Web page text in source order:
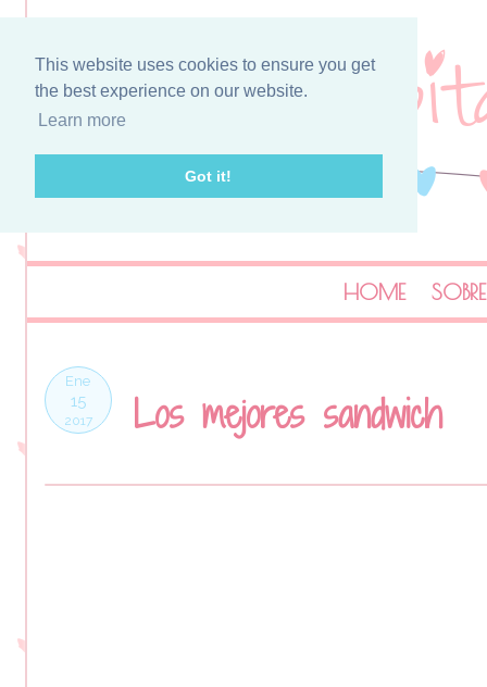
This website uses cookies to ensure you get
the best experience on our website.
Learn more
Got it!
HOME
Ene
15
2017 Los mejores sandwich